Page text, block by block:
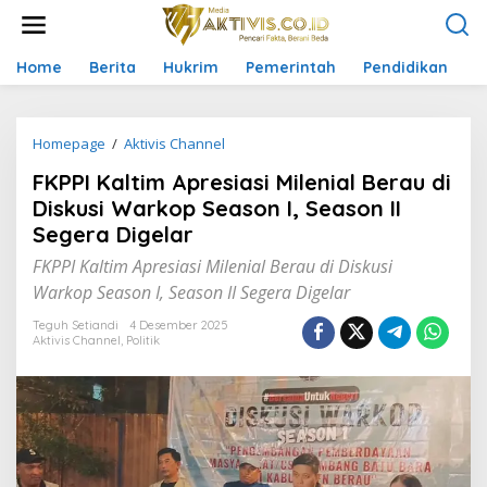
t
Home Berita Hukrim Pemerintah Pendidikan
Homepage / Aktivis Channel
P
P
I
a
t
i
p
e
s
i
a
FKPPI Kaltim Apresiasi Milenial Berau di
Diskusi Warkop Season I, Season II
Segera Digelar
FKPPI Kaltim Apresiasi Milenial Berau di Diskusi
Warkop Season I, Season II Segera Digelar
Teguh Setiandi
4 Desember 2025
Aktivis Channel, Politik